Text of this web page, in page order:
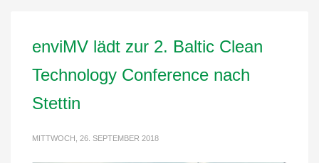
enviMV lädt zur 2. Baltic Clean
Technology Conference nach
Stettin
MITTWOCH, 26. SEPTEMBER 2018